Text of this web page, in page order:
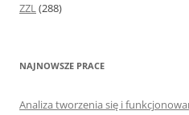
ZZL(288)
NAJNOWSZE PRACE
Analiza tworzenia się i